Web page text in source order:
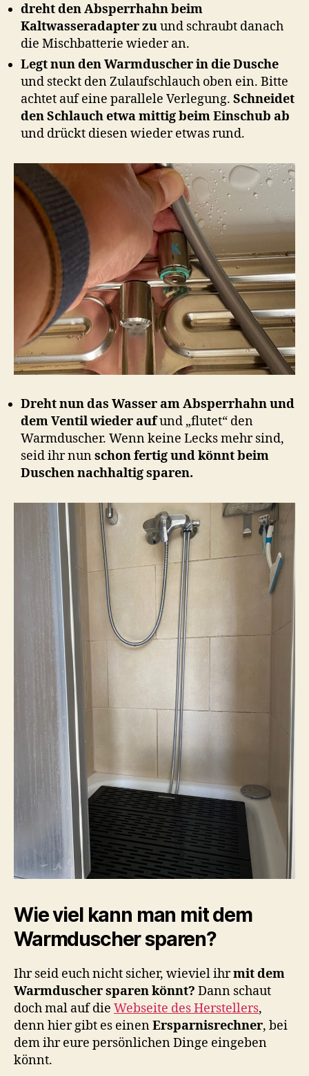
dreht den Absperrhahn beim
Kaltwasseradapter zuund schraubt danach
die Mischbatterie wieder an.
Legt nun den Warmduscher in die Dusche
und steckt den Zulaufschlauch oben ein. Bitte
achtet auf eine parallele Verlegung. Schneidet
den Schlauch etwa mittig beim Einschub ab
und drückt diesen wieder etwas rund.
Dreht nun das Wasser am Absperrhahn und
dem Ventil wieder aufund „flutet“ den
Warmduscher. Wenn keine Lecks mehr sind,
seid ihr nunschon fertig und könnt beim
Duschen nachhaltig sparen.
Wie viel kann man mit dem
Warmduscher sparen?
Ihr seid euch nicht sicher, wieviel ihrmit dem
Warmduscher sparen könnt? Dann schaut
doch mal auf die Webseite des Herstellers,
denn hier gibt es einenErsparnisrechner, bei
dem ihr eure persönlichen Dinge eingeben
könnt.